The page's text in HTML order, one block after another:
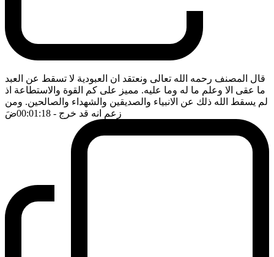
قال المصنف رحمه الله تعالى ونعتقد ان العبودية لا تسقط عن العبد
ما عقى الا وعلم ما له وما عليه. مميز على كم القوة والاستطاعة اذ
لم يسقط الله ذلك عن الانبياء والصديقين والشهداء والصالحين. ومن
زعم انه قد خرج - 00:01:18 ضَ